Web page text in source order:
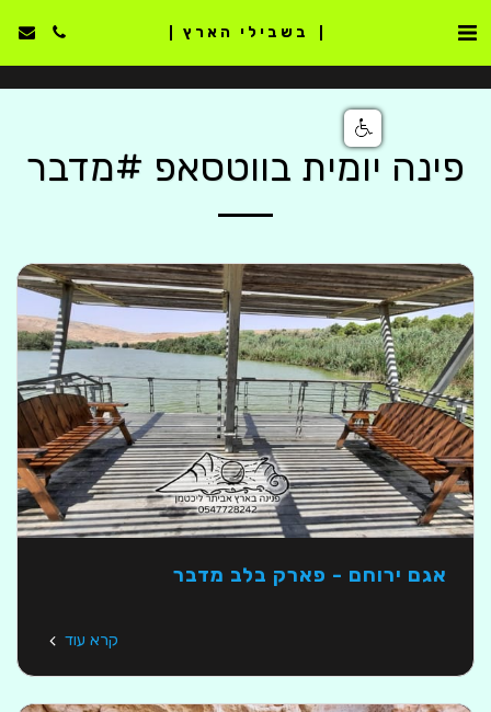
בשבילי הארץ
פינה יומית בווטסאפ #מדבר
אגם ירוחם - פארק בלב מדבר
קרא עוד